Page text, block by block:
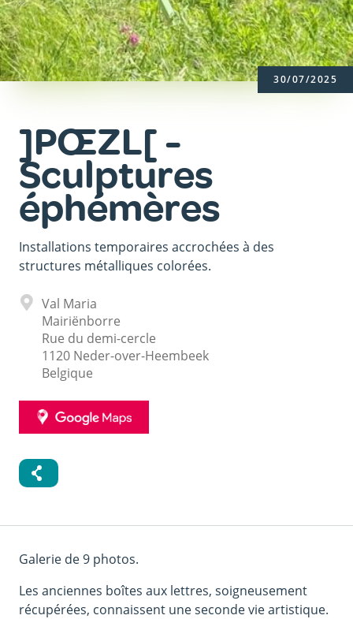
]PŒZL[ -
Sculptures
éphémères
Installations temporaires accrochées à des
structures métalliques colorées.
Adresse
Val Maria
Mairiënborre
Rue du demi-cercle
1120 Neder-over-Heembeek
Belgique
GOOGLE
30/07/2025
Galerie de 9 photos.
Les anciennes boîtes aux lettres, soigneusement
récupérées, connaissent une seconde vie artistique.